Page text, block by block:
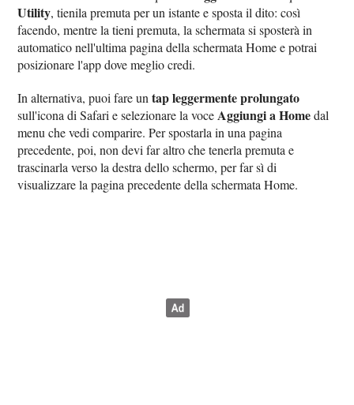
Utility, tienila premuta per un istante e sposta il dito: così
facendo, mentre la tieni premuta, la schermata si sposterà in
automatico nell'ultima pagina della schermata Home e potrai
posizionare l'app dove meglio credi.
In alternativa, puoi fare untap leggermente prolungato
sull'icona di Safari e selezionare la voce Aggiungi a Homedal
menu che vedi comparire. Per spostarla in una pagina
precedente, poi, non devi far altro che tenerla premuta e
trascinarla verso la destra dello schermo, per far sì di
visualizzare la pagina precedente della schermata Home.